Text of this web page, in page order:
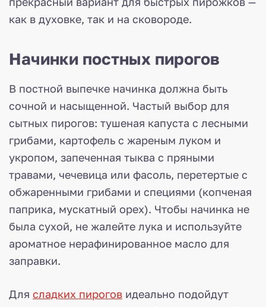
как в духовке, так и на сковороде.
Начинки постных пирогов
В постной выпечке начинка должна быть
сочной и насыщенной. Частый выбор для
сытных пирогов: тушеная капуста с лесными
грибами, картофель с жареным луком и
укропом, запеченная тыква с пряными
травами, чечевица или фасоль, перетертые с
обжаренными грибами и специями (копченая
паприка, мускатный орех). Чтобы начинка не
была сухой, не жалейте лука и используйте
ароматное нерафинированное масло для
заправки.
Для сладких пирогов идеально подойдут